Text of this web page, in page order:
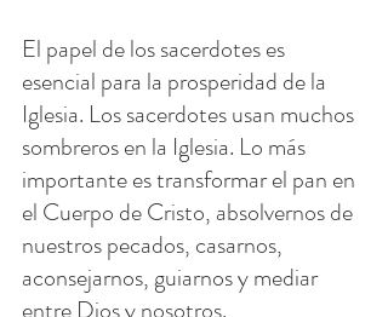
El papel de los sacerdotes es
esencial para la prosperidad de la
Iglesia. Los sacerdotes usan muchos
sombreros en la Iglesia. Lo más
importante es transformar el pan en
el Cuerpo de Cristo, absolvernos de
nuestros pecados, casarnos,
aconsejarnos, guiarnos y mediar